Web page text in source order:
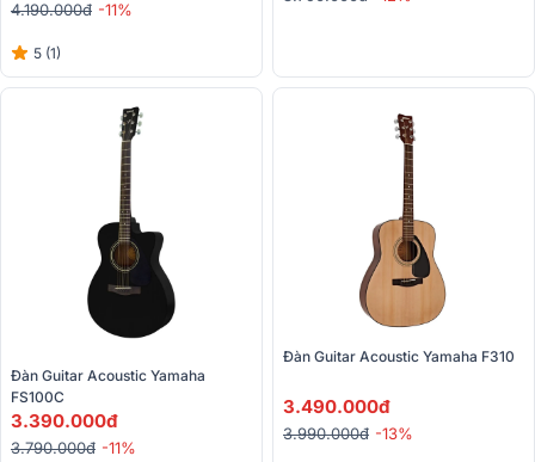
4.190.000đ -11%
5 (1)
Đàn Guitar Acoustic Yamaha
FS100C
3.390.000đ
3.790.000đ -11%
3.490.000đ
3.990.000đ -13%